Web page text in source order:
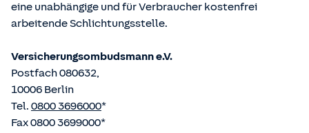
eine unabhängige und für Verbraucher kostenfrei
arbeitende Schlichtungsstelle.
Versicherungsombudsmann e.V.
Postfach 080632,
10006 Berlin
Tel. 0800 3696000*
Fax 0800 3699000*